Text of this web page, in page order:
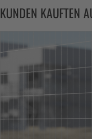
KUNDEN KAUFTEN